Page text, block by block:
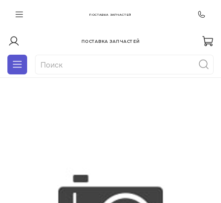
ПОСТАВКА ЗАПЧАСТЕЙ
ПОСТАВКА ЗАПЧАСТЕЙ